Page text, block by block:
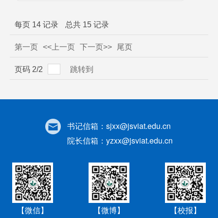
每页 14 记录 总共 15 记录
第一页 <<上一页 下一页>> 尾页
页码 2/2 跳转到
书记信箱： sjxx@jsviat.edu.cn
院长信箱： yzxx@jsviat.edu.cn
【微信】 【微博】 【校报】